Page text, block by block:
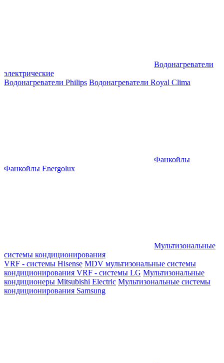
Водонагреватели
электрические
Водонагреватели Philips Водонагреватели Royal Clima
Фанкойлы
Фанкойлы Energolux
Мультизональные
системы кондиционирования
VRF - системы Hisense MDV мультизональные системы
кондиционирования VRF - системы LG Мультизональные
кондиционеры Mitsubishi Electric Мультизональные системы
кондиционирования Samsung